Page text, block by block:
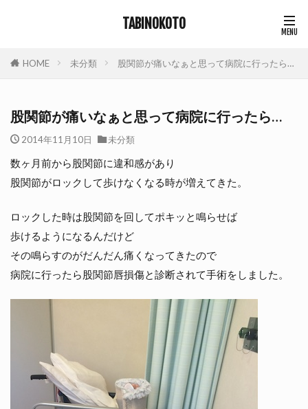
TABINOKOTO
HOME 未分類 股関節が痛いなぁと思って病院に行ったら…
股関節が痛いなぁと思って病院に行ったら…
2014年11月10日 未分類
数ヶ月前から股関節に違和感があり
股関節がロックして歩けなくなる時が増えてきた。
ロックした時は股関節を回してポキッと鳴らせば
歩けるようになるんだけど
その鳴らすのがだんだん痛くなってきたので
病院に行ったら股関節唇損傷と診断されて手術をしました。